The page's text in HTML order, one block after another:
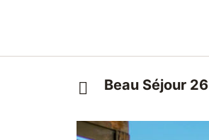
Beau Séjour 26